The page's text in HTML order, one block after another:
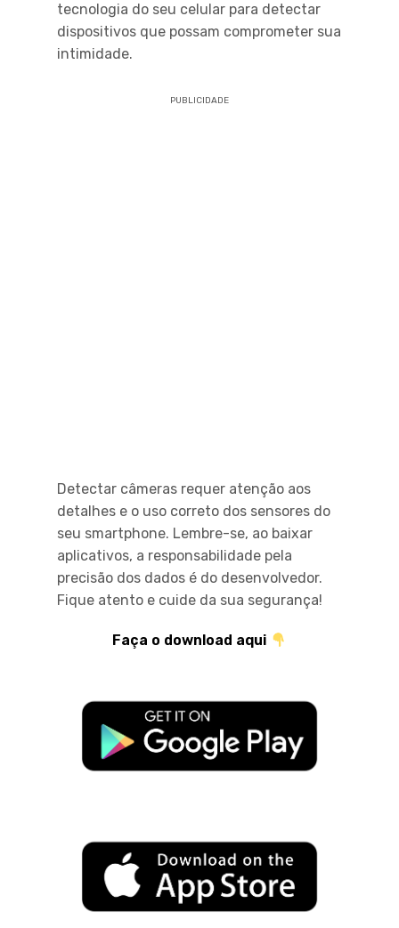
tecnologia do seu celular para detectar
dispositivos que possam comprometer sua
intimidade.
PUBLICIDADE
Detectar câmeras requer atenção aos
detalhes e o uso correto dos sensores do
seu smartphone. Lembre-se, ao baixar
aplicativos, a responsabilidade pela
precisão dos dados é do desenvolvedor.
Fique atento e cuide da sua segurança!
Faça o download aqui